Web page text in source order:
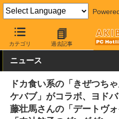
カテゴリ 過去記事
AKIBA PC Hotline! 秋葉原情報
ニュース
ドカ食い系の「きぜつち
ケバブ」がコラボ、ヨド
藤壮馬さんの「デートヴォ